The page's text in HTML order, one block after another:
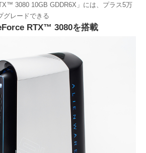
3080 10GB GDDR6X」には、プラス5万
グレードできる
RTX™ 3080を搭載